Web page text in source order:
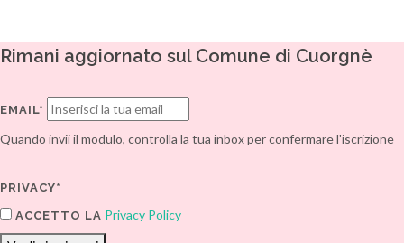
Rimani aggiornato sul Comune di Cuorgnè
EMAIL*
Quando invii il modulo, controlla la tua inbox per confermare l'iscrizione
PRIVACY*
ACCETTO LA Privacy Policy